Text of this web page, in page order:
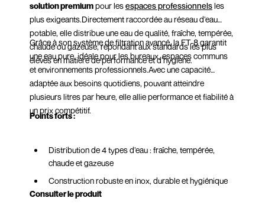
solution premiumpour lesespaces professionnelsles
plus exigeants.Directement raccordée au réseau d’eau
potable, elle distribue une eau de qualité, fraîche, tempérée,
chaude ou gazeuse, répondant aux standards les plus
élevés en matière de performance et d’hygiène.
Grâce à son système de filtration avancé, la FT-8 garantit
une eau pure, idéale pour les bureaux, espaces communs
et environnements professionnels.Avec une capacité
adaptée aux besoins quotidiens, pouvant atteindre
plusieurs litres par heure, elle allie performance et fiabilité à
un prix compétitif.
Points forts :
Distribution de 4 types d’eau : fraîche, tempérée,
chaude et gazeuse
Construction robuste en inox, durable et hygiénique
Capacité importante pour répondre aux usages
Consulter le produit